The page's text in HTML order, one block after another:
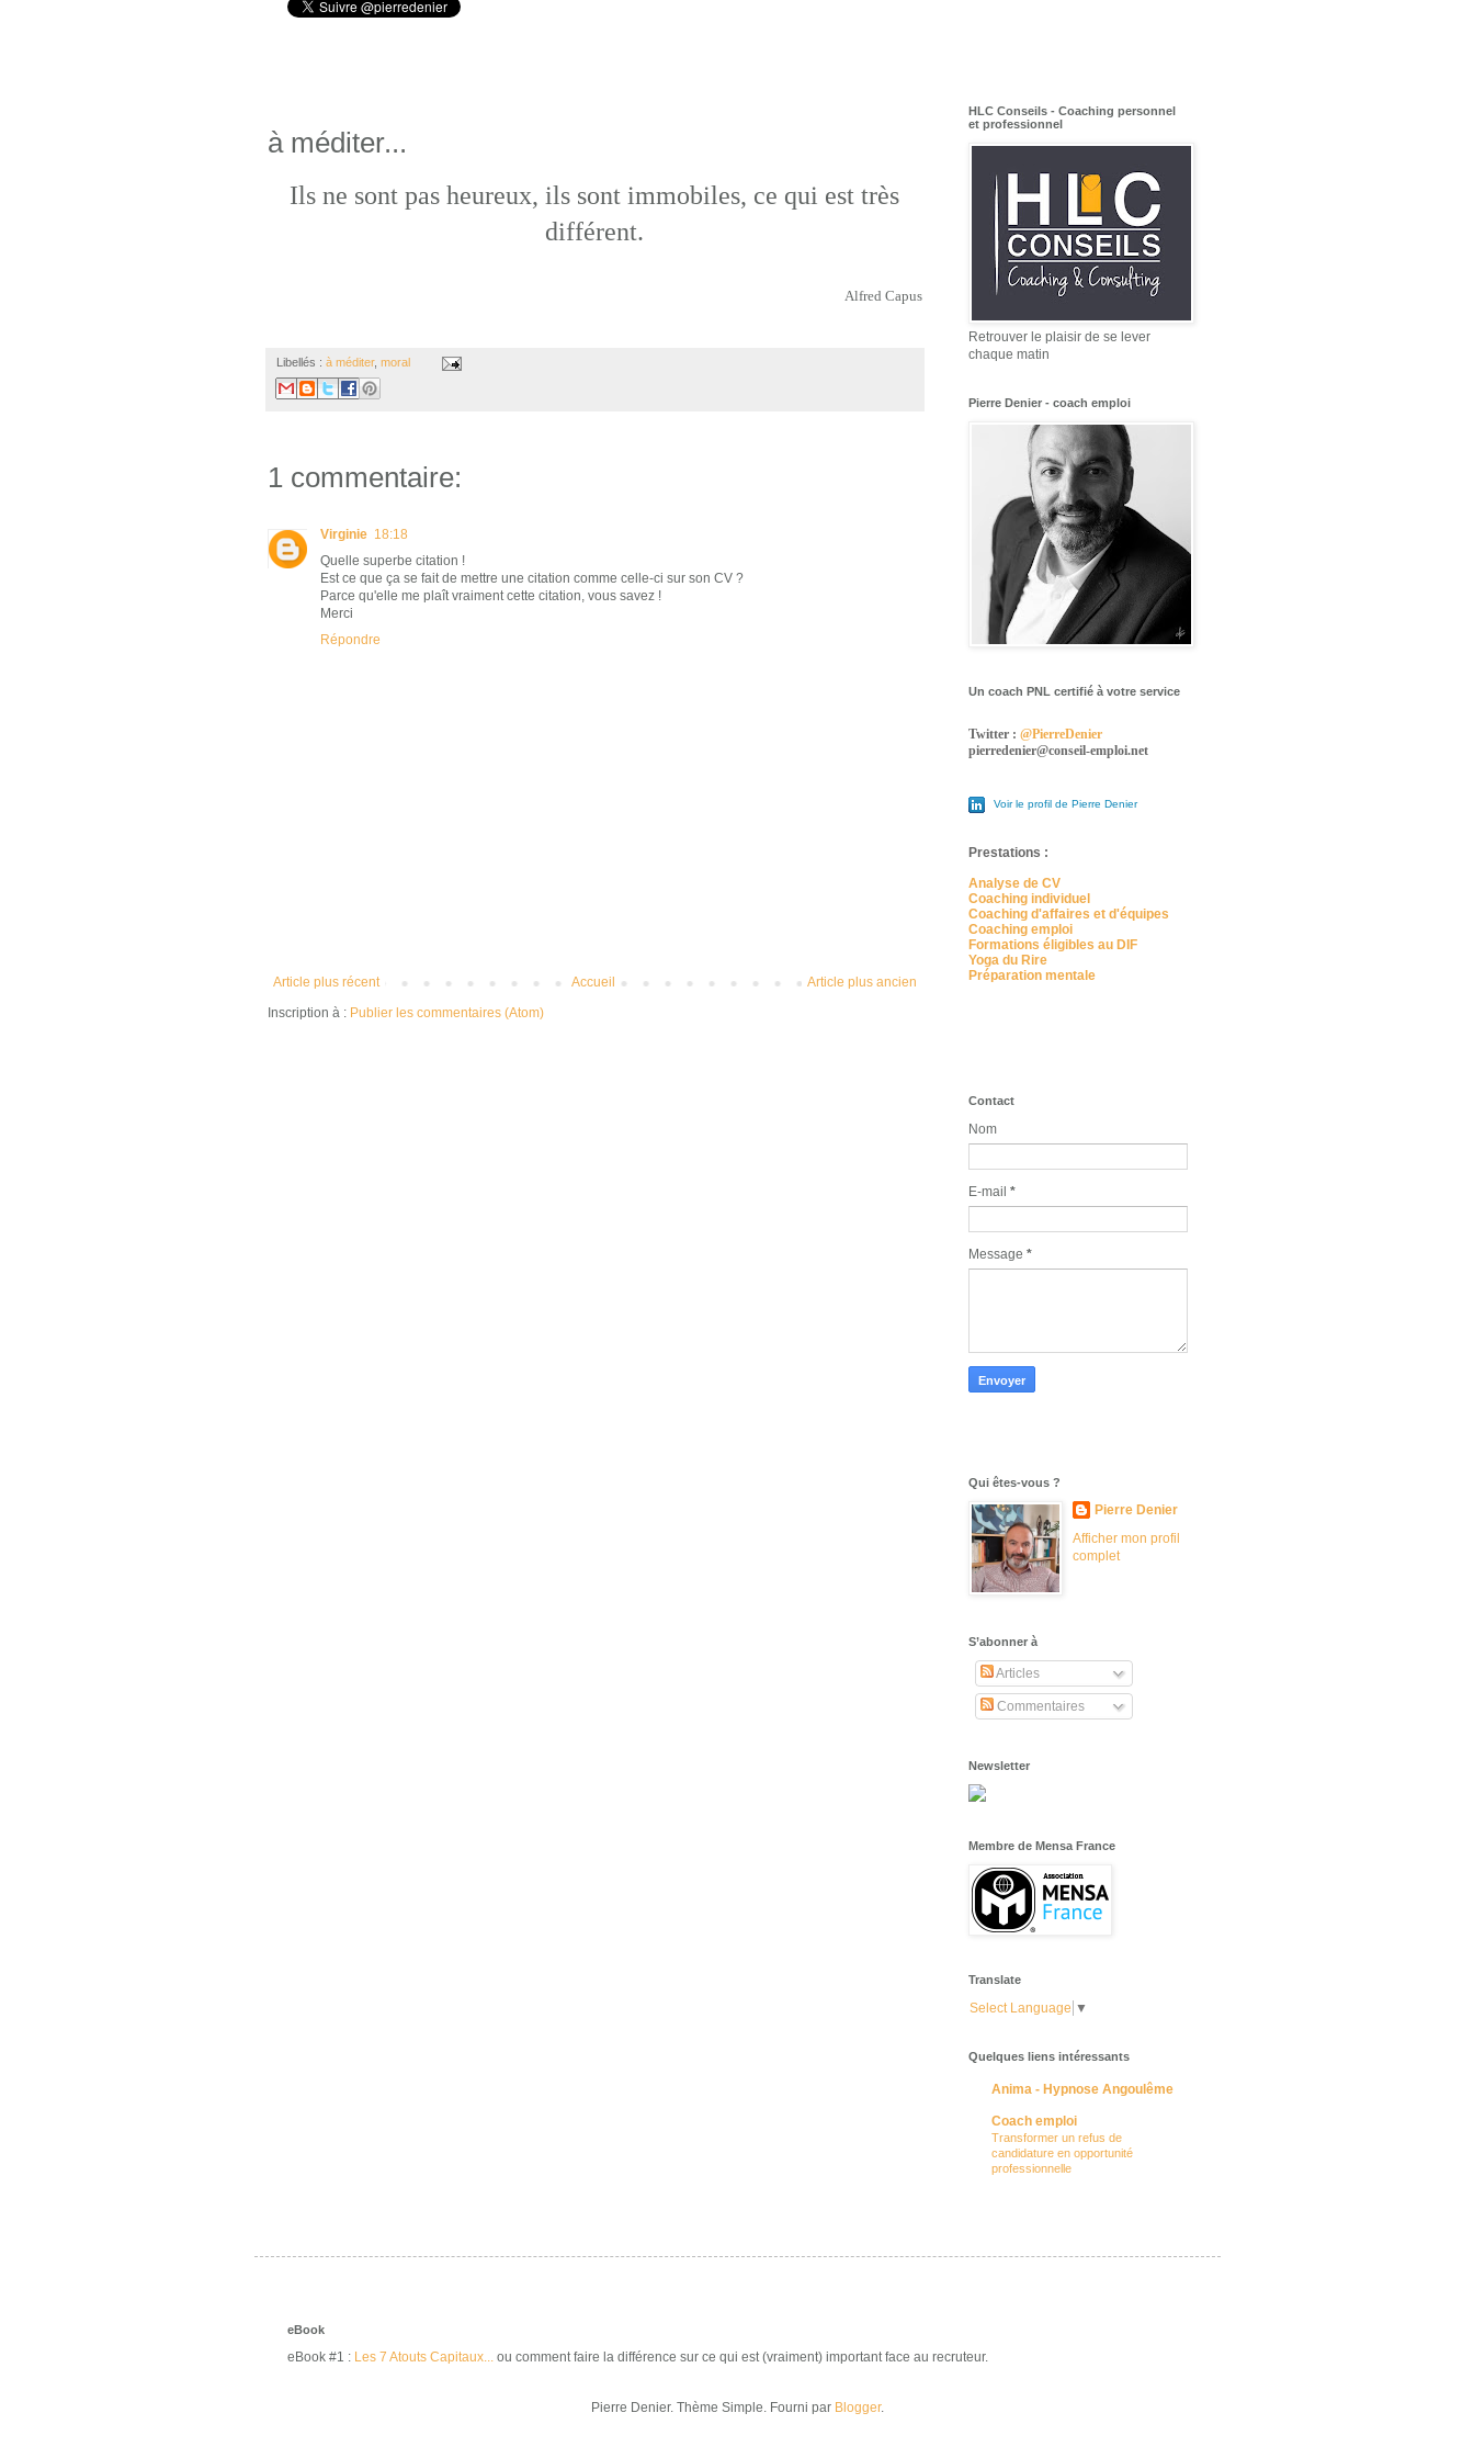
à méditer...
Ils ne sont pas heureux, ils sont immobiles, ce qui est très
différent.
Alfred Capus
Libellés : à méditer, moral
1 commentaire:
Virginie 18:18
Quelle superbe citation !
Est ce que ça se fait de mettre une citation comme celle-ci sur son CV ?
Parce qu'elle me plaît vraiment cette citation, vous savez !
Merci
Répondre
Article plus récent Article plus ancien
Accueil
Inscription à : Publier les commentaires (Atom)
HLC Conseils - Coaching personnel
et professionnel
Retrouver le plaisir de se lever
chaque matin
Pierre Denier - coach emploi
Un coach PNL certifié à votre service
Twitter : @PierreDenier
pierredenier@conseil-emploi.net
Voir le profil de Pierre Denier
Prestations :
Analyse de CV
Coaching individuel
Coaching d'affaires et d'équipes
Coaching emploi
Formations éligibles au DIF
Yoga du Rire
Préparation mentale
Contact
Nom
E-mail *
Message *
Qui êtes-vous ?
Pierre Denier
Afficher mon profil
complet
S’abonner à
Articles
Commentaires
Newsletter
Membre de Mensa France
Translate
Select Language ▼
Quelques liens intéressants
Anima - Hypnose Angoulême
Coach emploi
Transformer un refus de
candidature en opportunité
professionnelle
eBook
eBook #1 : Les 7 Atouts Capitaux...ou comment faire la différence sur ce qui est (vraiment) important face au recruteur.
Pierre Denier. Thème Simple. Fourni par Blogger.